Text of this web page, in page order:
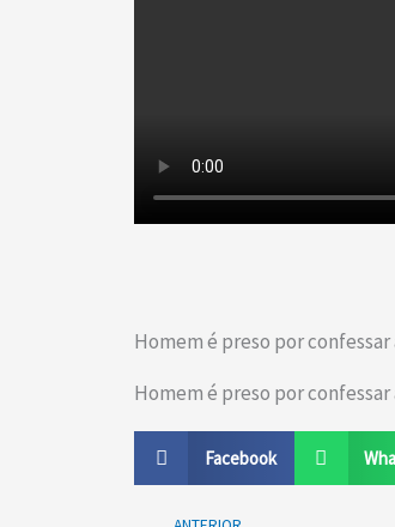
Homem é preso por
Homem é preso por
Facebook